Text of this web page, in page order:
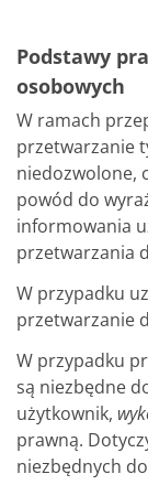
Podstawy
osobowych
W ramach
przetwarzanie
niedozwolone,
powód do
informowania
przetwarzania
W przypadku
przetwarzanie
W przypadku
są niezbędne
użytkownik,
prawną.
niezbędnych